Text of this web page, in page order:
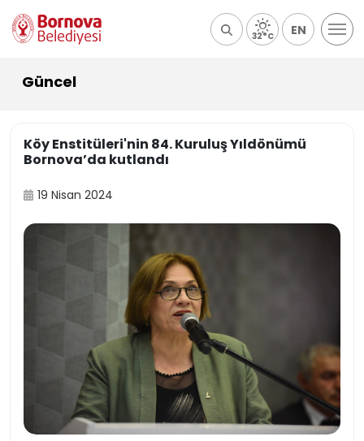
32°C EN
Güncel
Köy Enstitüleri'nin 84. Kuruluş Yıldönümü
Bornova’da kutlandı
19 Nisan 2024